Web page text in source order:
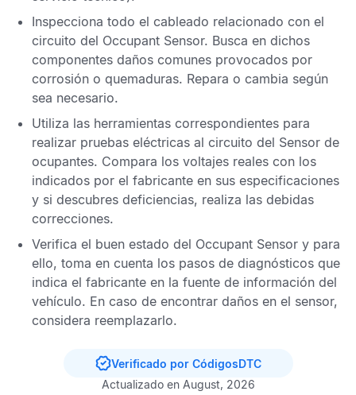
Inspecciona todo el cableado relacionado con el
circuito del Occupant Sensor. Busca en dichos
componentes daños comunes provocados por
corrosión o quemaduras. Repara o cambia según
sea necesario.
Utiliza las herramientas correspondientes para
realizar pruebas eléctricas al circuito del Sensor de
ocupantes. Compara los voltajes reales con los
indicados por el fabricante en sus especificaciones
y si descubres deficiencias, realiza las debidas
correcciones.
Verifica el buen estado del Occupant Sensor y para
ello, toma en cuenta los pasos de diagnósticos que
indica el fabricante en la fuente de información del
vehículo. En caso de encontrar daños en el sensor,
considera reemplazarlo.
Verificado por CódigosDTC
Actualizado en August, 2026